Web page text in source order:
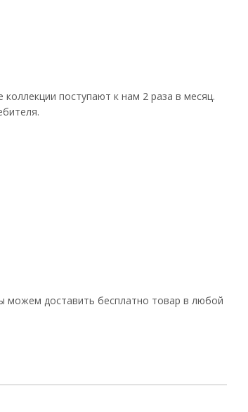
поступают к нам 2 раза в месяц.
можем доставить бесплатно товар в любой